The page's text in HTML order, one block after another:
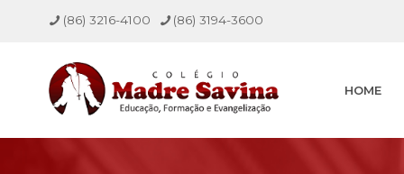
(86) 3216-4100 (86) 3194-3600
HOME